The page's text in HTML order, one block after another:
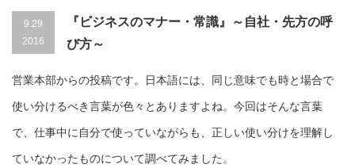
9.29
2016
『ビジネスのマナー・常識』～自社・先方の呼
び方～
営業本部からの投稿です。日本語には、同じ意味でも時と場合で
使い分けるべき言葉が色々とありますよね。今回はそんな言葉
で、仕事中に自分で使っていながらも、正しい使い分けを理解し
ていなかったものについて調べてみました。